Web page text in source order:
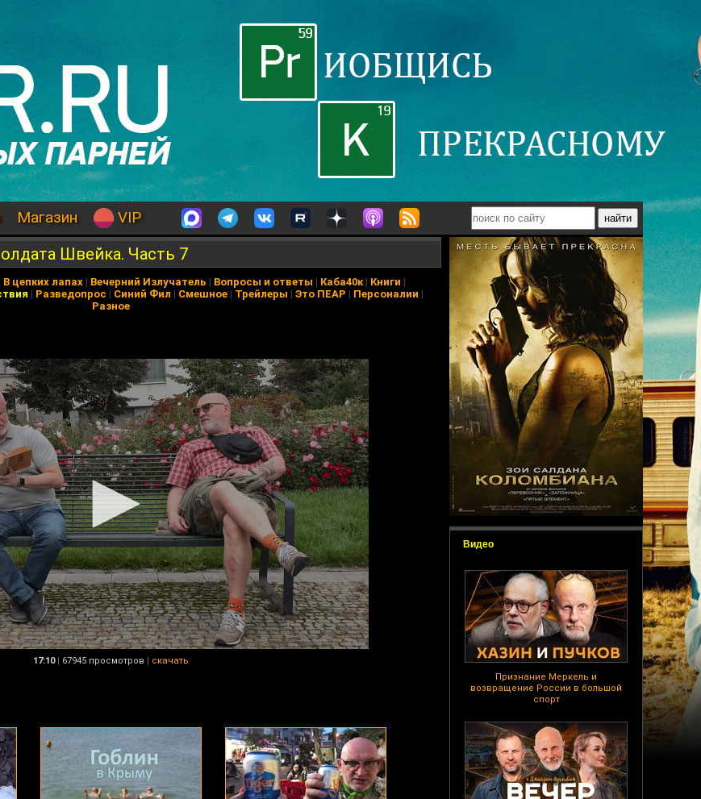
Магазин VIP
Видео
Признание Меркель и
возвращение России в большой
спорт
Швейка. Часть 7
В цепких лапах | Вечерний Излучатель | Вопросы и ответы | Каба40к| Книги |
| Разведопрос | Синий Фил | Смешное | Трейлеры | Это ПЕАР | Персоналии |
Разное
17:10 | 67945 просмотров | скачать